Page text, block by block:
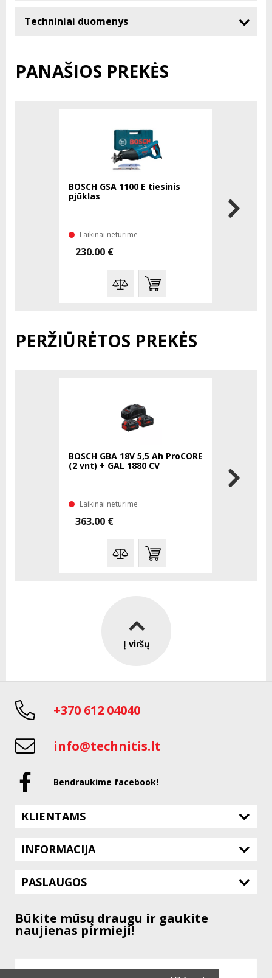
Techniniai duomenys
PANAŠIOS PREKĖS
BOSCH GSA 1100 E tiesinis
pjūklas
Laikinai neturime
230.00 €
PERŽIŪRĖTOS PREKĖS
BOSCH GBA 18V 5,5 Ah ProCORE
(2 vnt) + GAL 1880 CV
Laikinai neturime
363.00 €
Į viršų
+370 612 04040
info@technitis.lt
Bendraukime facebook!
KLIENTAMS
INFORMACIJA
PASLAUGOS
Būkite mūsų draugu ir gaukite
naujienas pirmieji!